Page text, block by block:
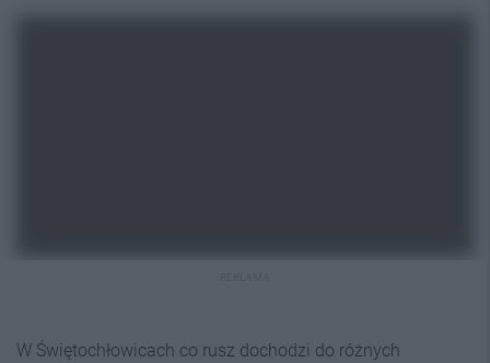
W Świętochłowicach co rusz dochodzi do różnych